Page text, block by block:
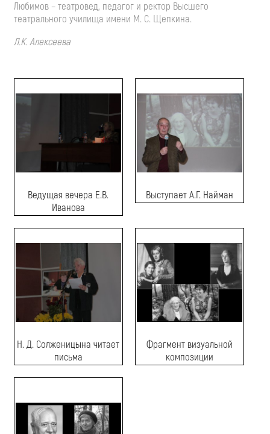
Любимов – театровед, педагог и ректор Высшего
театрального училища имени М. С. Щепкина.
Л.К. Алексеева
Ведущая вечера Е.В.
Иванова
Выступает А.Г. Найман
Н. Д. Солженицына читает
письма
Фрагмент визуальной
композиции